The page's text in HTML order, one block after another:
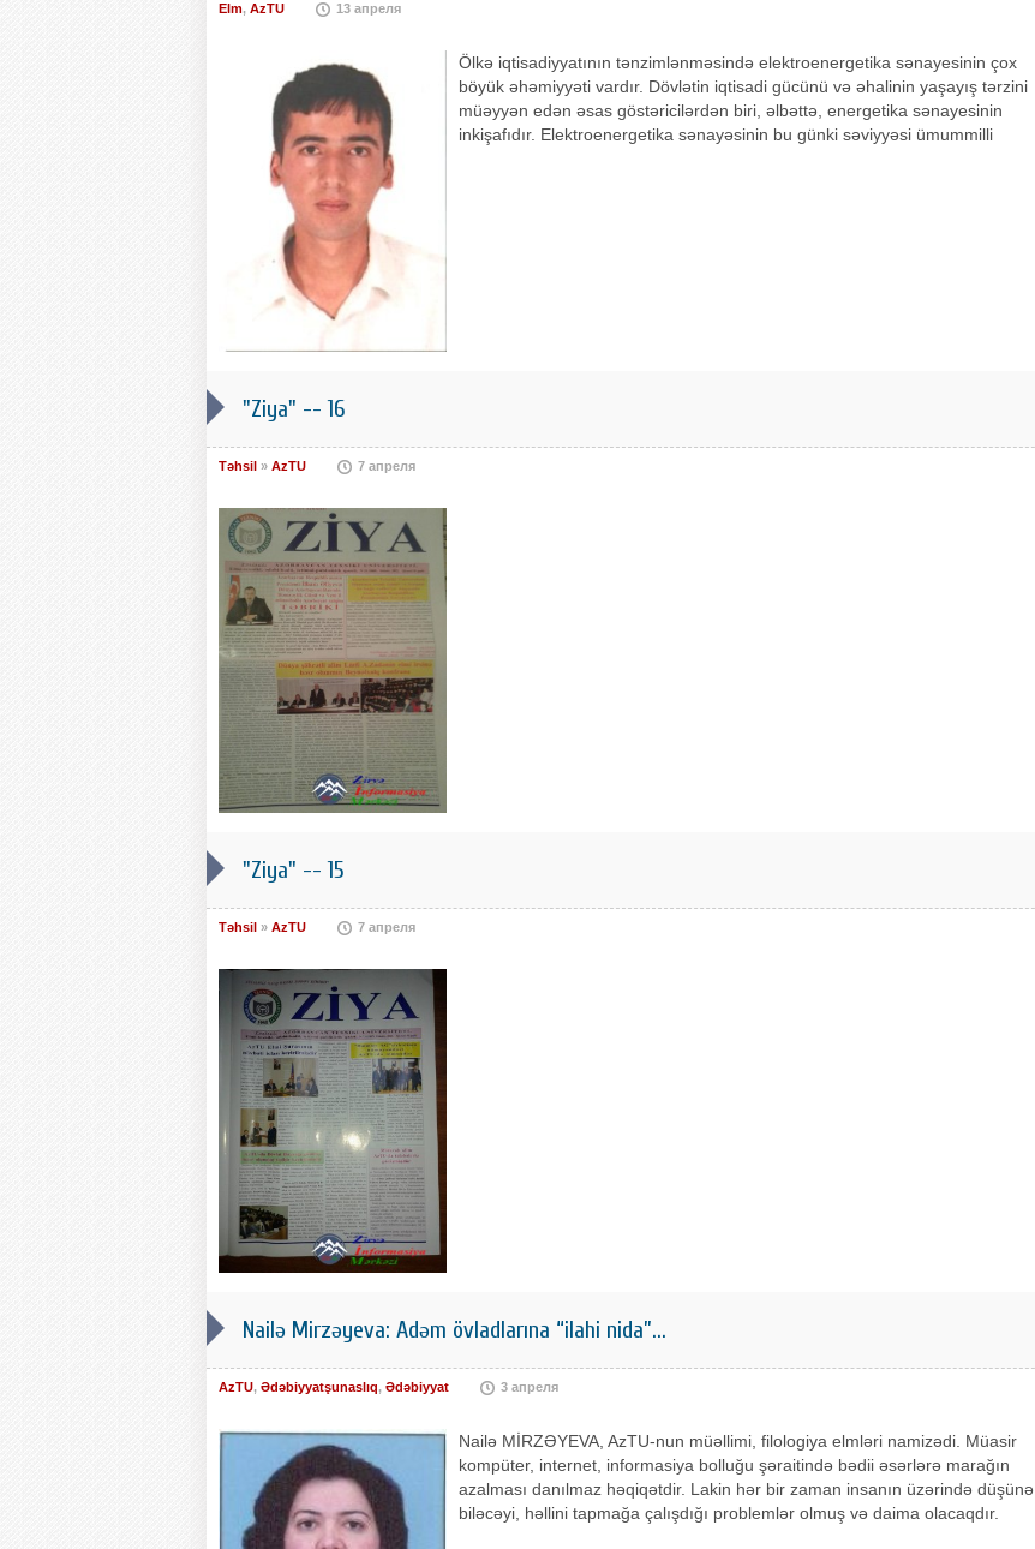
Elm, AzTU 13 апреля
Ölkə iqtisadiyyatının tənzimlənməsində elektroenergetika sənayesinin çox
böyük əhəmiyyəti vardır. Dövlətin iqtisadi gücünü və əhalinin yaşayış tərzini
müəyyən edən əsas göstəricilərdən biri, əlbəttə, energetika sənayesinin
inkişafıdır. Elektroenergetika sənayəsinin bu günki səviyyəsi ümummilli
"Ziya" -- 16
Təhsil » AzTU 7 апреля
"Ziya" -- 15
Təhsil » AzTU 7 апреля
Nailə Mirzəyeva: Adəm övladlarına “ilahi nida”...
AzTU, Ədəbiyyatşunaslıq, Ədəbiyyat 3 апреля
Nailə MİRZƏYEVA, AzTU-nun müəllimi, filologiya elmləri namizədi. Müasir
kompüter, internet, informasiya bolluğu şəraitində bədii əsərlərə marağın
azalması danılmaz həqiqətdir. Lakin hər bir zaman insanın üzərində düşünə
biləcəyi, həllini tapmağa çalışdığı problemlər olmuş və daima olacaqdır.